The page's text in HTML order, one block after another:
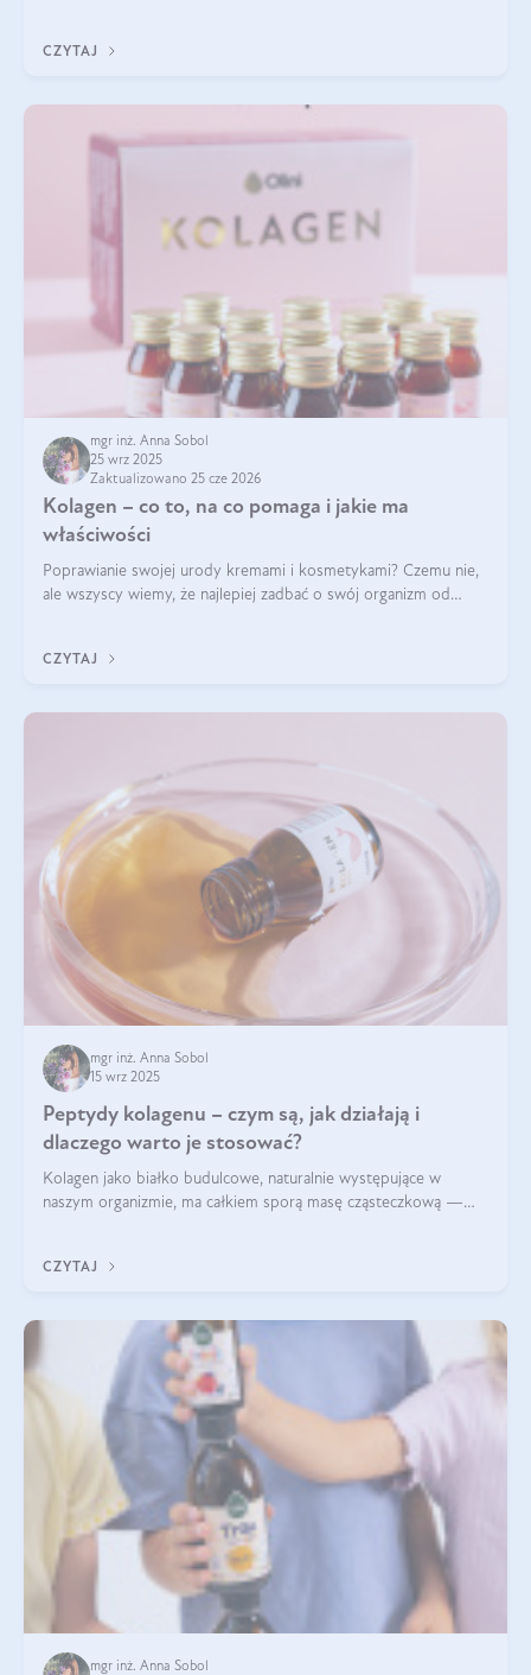
CZYTAJ
mgr inż. Anna Sobol
25 wrz 2025
Zaktualizowano 25 cze 2026
Kolagen – co to, na co pomaga i jakie ma
właściwości
Poprawianie swojej urody kremami i kosmetykami? Czemu nie,
ale wszyscy wiemy, że najlepiej zadbać o swój organizm od
wysokiej jakości suplem
CZYTAJ
mgr inż. Anna Sobol
15 wrz 2025
Peptydy kolagenu – czym są, jak działają i
dlaczego warto je stosować?
Kolagen jako białko budulcowe, naturalnie występujące w
naszym organizmie, ma całkiem sporą masę cząsteczkową —
bardziej biodostępny
CZYTAJ
mgr inż. Anna Sobol